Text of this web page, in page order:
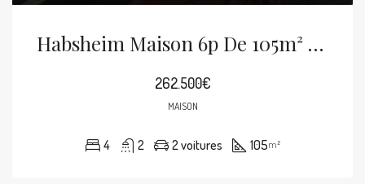
Habsheim Maison 6p De 105m² Sur 8 Ares
262.500€
MAISON
4 2 2 voitures 105m²